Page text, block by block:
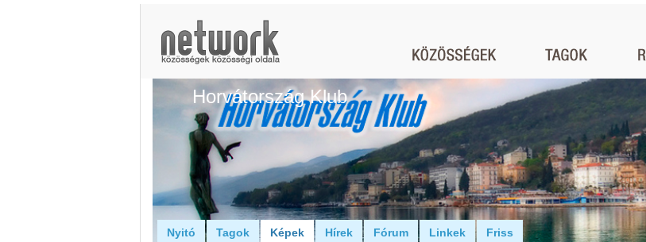
Horvátország Klub
Nyitó Tagok Képek Hírek Fórum Linkek Friss